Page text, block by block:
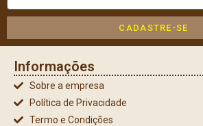
CADASTRE-SE
Informações
Sobre a empresa
Política de Privacidade
Termo e Condições